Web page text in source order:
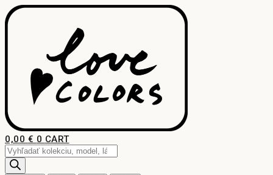
Preskočiť
na
0,00 € 0 CART
Products
search